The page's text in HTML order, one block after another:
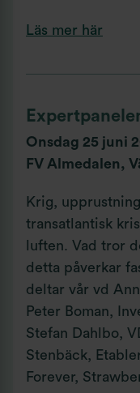
Läs mer här
Onsdag 25 juni
FV Almedalen,
Krig,
transatlantisk
luften. Vad tror
detta påverkar
deltar vår vd
Peter Boman,
Stefan Dahlbo,
Stenbäck,
Forever,